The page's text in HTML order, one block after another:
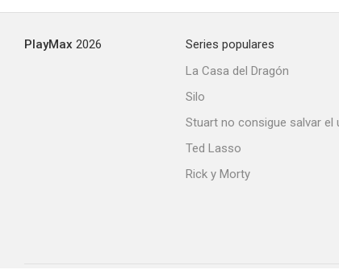
PlayMax 2026
Series populares
La Casa del Dragón
Silo
Ted Lasso
Rick y Morty